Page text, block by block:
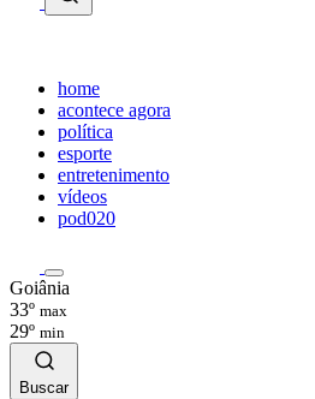
home
acontece agora
política
esporte
entretenimento
vídeos
pod020
Goiânia
33º max
29º min
Buscar